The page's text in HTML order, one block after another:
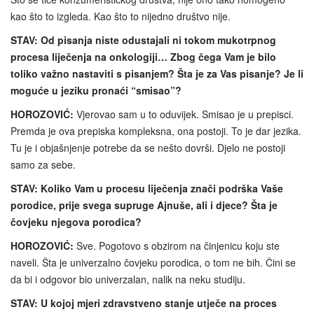
kao što to izgleda. Kao što to nijedno društvo nije.
STAV: Od pisanja niste odustajali ni tokom mukotrpnog
procesa liječenja na onkologiji… Zbog čega Vam je bilo
toliko važno nastaviti s pisanjem? Šta je za Vas pisanje? Je li
moguće u jeziku pronaći “smisao”?
HOROZOVIĆ: Vjerovao sam u to oduvijek. Smisao je u prepisci.
Premda je ova prepiska kompleksna, ona postoji. To je dar jezika.
Tu je i objašnjenje potrebe da se nešto dovrši. Djelo ne postoji
samo za sebe.
STAV: Koliko Vam u procesu liječenja znači podrška Vaše
porodice, prije svega supruge Ajnuše, ali i djece? Šta je
čovjeku njegova porodica?
HOROZOVIĆ: Sve. Pogotovo s obzirom na činjenicu koju ste
naveli. Šta je univerzalno čovjeku porodica, o tom ne bih. Čini se
da bi i odgovor bio univerzalan, nalik na neku studiju.
STAV: U kojoj mjeri zdravstveno stanje utječe na proces